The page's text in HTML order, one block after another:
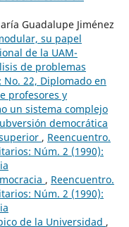
Guadalupe Jiménez
su papel
de la UAM-
de problemas
22, Diplomado en
profesores y
un sistema complejo
democrática
, Reencuentro.
Núm. 2 (1990):
, Reencuentro.
Núm. 2 (1990):
de la Universidad ,